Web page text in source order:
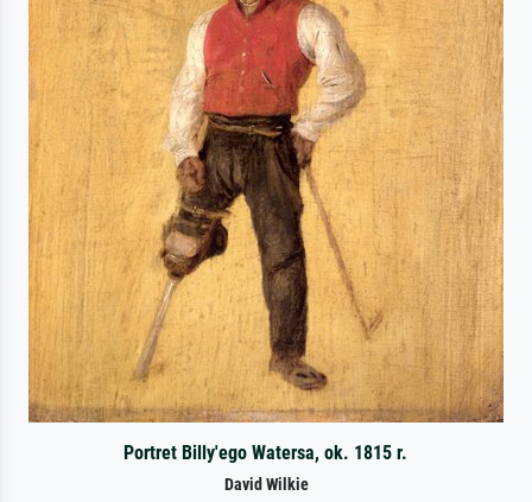
Portret Billy'ego Watersa, ok. 1815 r.
David Wilkie